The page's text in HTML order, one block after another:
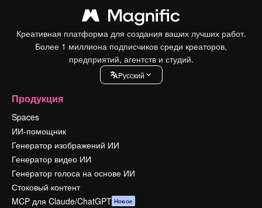
Креативная платформа для создания ваших лучших работ.
Более 1 миллиона подписчиков среди креаторов,
предприятий, агентств и студий.
Pусский
Продукция
Spaces
ИИ-помощник
Генератор изображений ИИ
Генератор видео ИИ
Генератор голоса на основе ИИ
Стоковый контент
MCP для Claude/ChatGPT Новое